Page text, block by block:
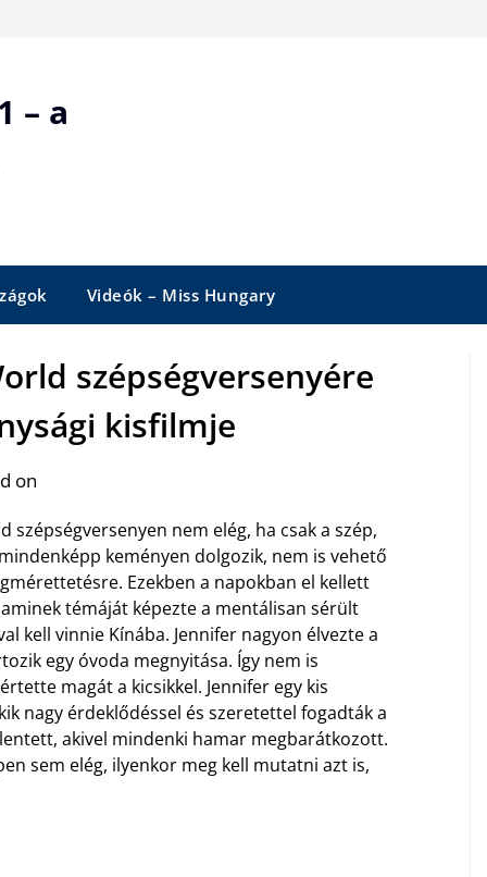
– a
Videók – Miss Hungary
szépségversenyére
kisfilmje
on
szépségversenyen nem elég, ha csak a szép,
keményen dolgozik, nem is vehető
Ezekben a napokban el kellett
témáját képezte a mentálisan sérült
kell vinnie Kínába. Jennifer nagyon élvezte a
egy óvoda megnyitása. Így nem is
magát a kicsikkel. Jennifer egy kis
nagy érdeklődéssel és szeretettel fogadták a
akivel mindenki hamar megbarátkozott.
sem elég, ilyenkor meg kell mutatni azt is,